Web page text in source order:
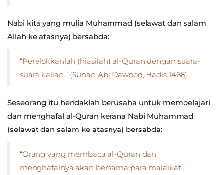
Nabi kita yang mulia Muhammad (selawat dan salam
Allah ke atasnya) bersabda:
“Perelokkanlah (hiasilah) al-Quran dengan suara-
suara kalian.” (Sunan Abi Dawood, Hadis 1468)
Seseorang itu hendaklah berusaha untuk mempelajari
dan menghafal al-Quran kerana Nabi Muhammad
(selawat dan salam ke atasnya) bersabda:
“Orang yang membaca al-Quran dan
menghafalnya akan bersama para malaikat